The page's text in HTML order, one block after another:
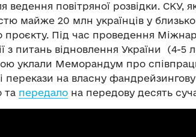
ведення повітряної розвідки. СКУ,
майже 20 млн українців у
проєкту. Під час проведення
з питань відновлення України (4-5
уклали Меморандум про
перекази на власну
та передало на передову десять